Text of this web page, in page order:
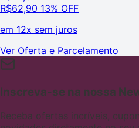
R$62,90 13% OFF
em 12x sem juros
Ver Oferta e Parcelamento
Inscreva-se na nossa
Receba ofertas incríveis,